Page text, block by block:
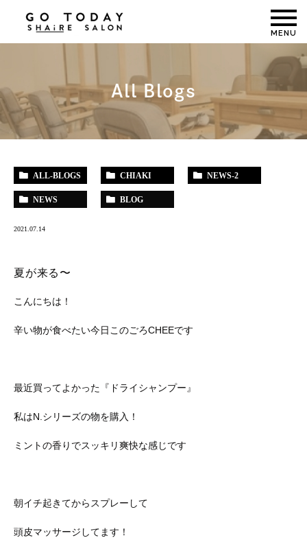
MENU
All Blogs
ALL-BLOGS CHIAKI NEWS-2
NEWS BLOG
2021.07.14
夏が来る〜
こんにちは！
辛い物が食べたい今日このごろCHEEです
最近買ってよかった『ドライシャンプー』
私はN.シリーズの物を購入！
ミントの香りでスッキリ爽快な感じです
朝イチ起きてからスプレーして
頭皮マッサージしてます！